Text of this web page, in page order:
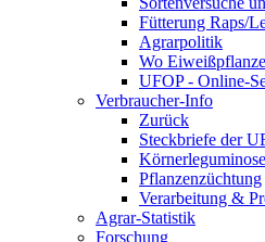
Fütterung Raps/
Agrarpolitik
Wo
UFOP - Online-
Verbraucher-Info
Zurück
Steckbriefe der
Pflanzenzüchtung
Verarbeitung &
Agrar-Statistik
Forschung